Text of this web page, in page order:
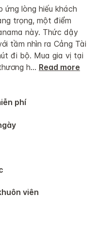
lòng hiếu khách
trọng, một điểm
này. Thức dậy
tầm nhìn ra Cảng Tài
đi bộ. Mua gia vị tại
h... Read more
phí
viên